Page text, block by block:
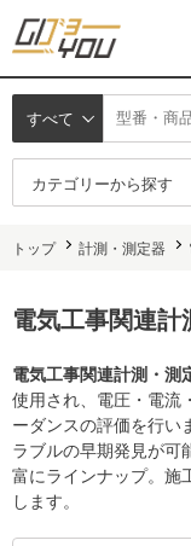
すべて
カテゴリーから探す
トップ 計測・測定器
電気工事関連
電気工事関連計測・測
使用され、電圧・電流
ーダンスの評価を行い
ラブルの早期発見が可
富にラインナップ。施
します。